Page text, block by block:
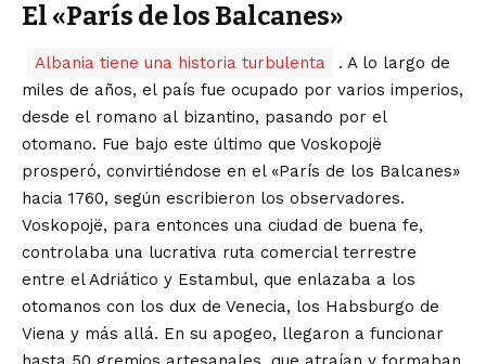
El «París de los Balcanes»
Albania tiene una historia turbulenta
. A lo largo de
miles de años, el país fue ocupado por varios imperios,
desde el romano al bizantino, pasando por el
otomano. Fue bajo este último que Voskopojë
prosperó, convirtiéndose en el «París de los Balcanes»
hacia 1760, según escribieron los observadores.
Voskopojë, para entonces una ciudad de buena fe,
controlaba una lucrativa ruta comercial terrestre
entre el Adriático y Estambul, que enlazaba a los
otomanos con los dux de Venecia, los Habsburgo de
Viena y más allá. En su apogeo, llegaron a funcionar